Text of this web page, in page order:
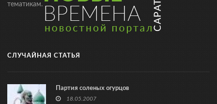
тематикам.
СЛУЧАЙНАЯ СТАТЬЯ
Партия соленых огурцов
18.05.2007